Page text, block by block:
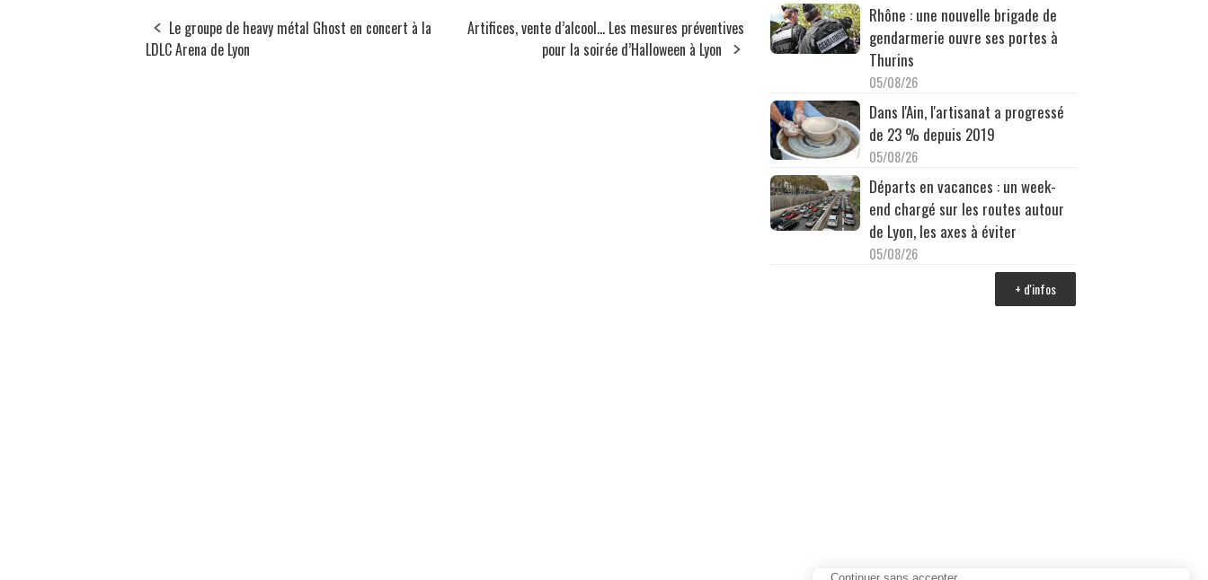
Le groupe de heavy métal Ghost en concert à la
LDLC Arena de Lyon
Artifices, vente d’alcool… Les mesures préventives
pour la soirée d’Halloween à Lyon
Rhône : une nouvelle brigade de
gendarmerie ouvre ses portes à
Thurins
05/08/26
Dans l'Ain, l'artisanat a progressé
de 23 % depuis 2019
05/08/26
Départs en vacances : un week-
end chargé sur les routes autour
de Lyon, les axes à éviter
05/08/26
+ d'infos